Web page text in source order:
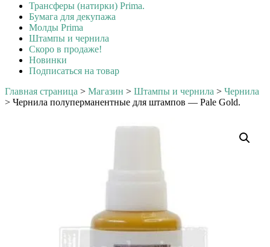
Трансферы (натирки) Prima.
Бумага для декупажа
Молды Prima
Штампы и чернила
Скоро в продаже!
Новинки
Подписаться на товар
Главная страница > Магазин > Штампы и чернила > Чернила
> Чернила полуперманентные для штампов — Pale Gold.